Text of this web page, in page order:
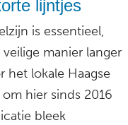
lijntjes
is essentieel,
manier langer
het lokale Haagse
hier sinds 2016
bleek